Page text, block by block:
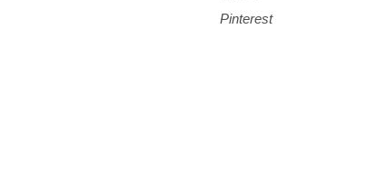
Pinterest